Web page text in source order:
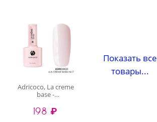
Adricoco, La creme
base -
база №17
(пастельный
198 ₽
Показать все
товары...